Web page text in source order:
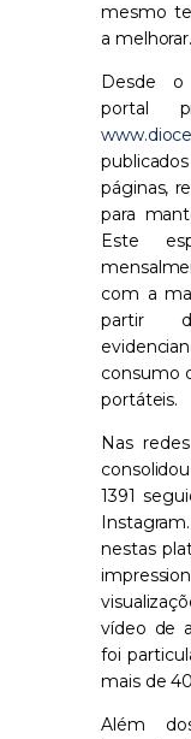
mesmo
a melhorar.
Desde o
portal
páginas,
para
Este
com a
partir
consumo
portáteis.
Nas
1391
nestas
vídeo de
foi
mais de
Além